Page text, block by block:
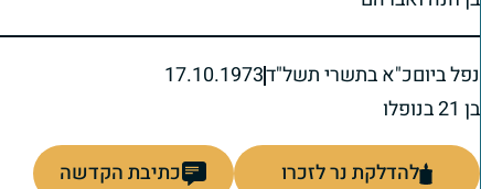
נפל ביוםכ"א בתשרי תשל"ד17.10.1973
בן 21 בנופלו
להדלקת נר לזכרו כתיבת הקדשה